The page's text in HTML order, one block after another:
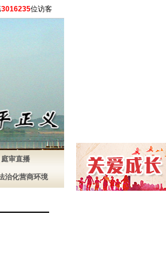
3016235位访客
庭审直播
治化营商环境